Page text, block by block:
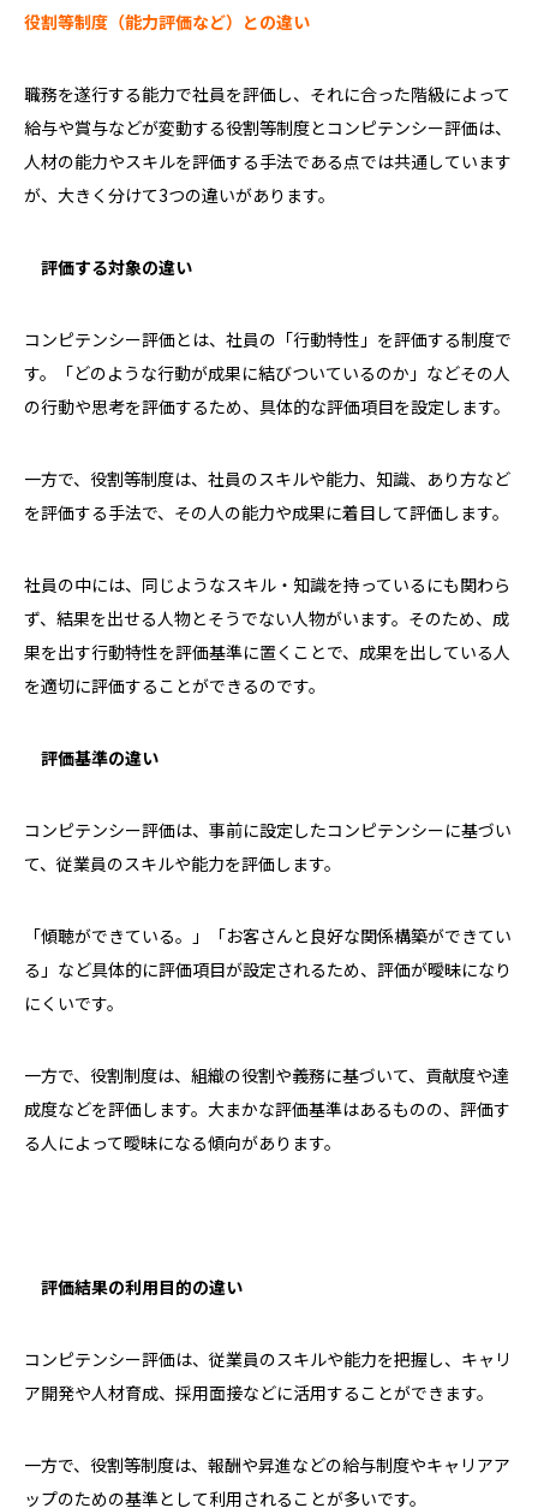
役割等制度（能力評価など）との違い
職務を遂行する能力で社員を評価し、それに合った階級によって
給与や賞与などが変動する役割等制度とコンピテンシー評価は、
人材の能力やスキルを評価する手法である点では共通しています
が、大きく分けて3つの違いがあります。
評価する対象の違い
コンピテンシー評価とは、社員の「行動特性」を評価する制度で
す。「どのような行動が成果に結びついているのか」などその人
の行動や思考を評価するため、具体的な評価項目を設定します。
一方で、役割等制度は、社員のスキルや能力、知識、あり方など
を評価する手法で、その人の能力や成果に着目して評価します。
社員の中には、同じようなスキル・知識を持っているにも関わら
ず、結果を出せる人物とそうでない人物がいます。そのため、成
果を出す行動特性を評価基準に置くことで、成果を出している人
を適切に評価することができるのです。
評価基準の違い
コンピテンシー評価は、事前に設定したコンピテンシーに基づい
て、従業員のスキルや能力を評価します。
「傾聴ができている。」「お客さんと良好な関係構築ができてい
る」など具体的に評価項目が設定されるため、評価が曖昧になり
にくいです。
一方で、役割制度は、組織の役割や義務に基づいて、貢献度や達
成度などを評価します。大まかな評価基準はあるものの、評価す
る人によって曖昧になる傾向があります。
評価結果の利用目的の違い
コンピテンシー評価は、従業員のスキルや能力を把握し、キャリ
ア開発や人材育成、採用面接などに活用することができます。
一方で、役割等制度は、報酬や昇進などの給与制度やキャリアア
ップのための基準として利用されることが多いです。